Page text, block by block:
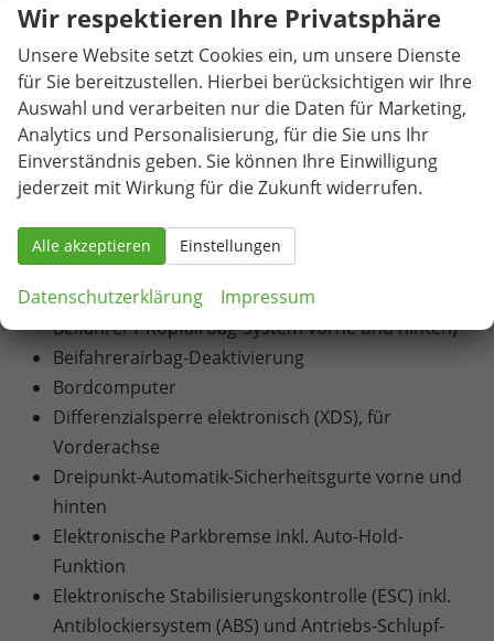
USB-C-Schnittstelle 2 vorne
Blinkleuchten mit LED-Technologie integriert in
Außenspiegel
LED-Technologie für Scheinwerfer, Tagfahrlicht
und Heckleuchten
Nebelscheinwerfer mit Abbiegelicht-Funktion in
Voll-LED-Heckleuchten
7 Airbags (Airbag für Fahrer und Beifahrer /
Center-Airbag / Seitenairbag für Fahrer und
Beifahrer / Kopfairbag-System vorne und hinten)
Beifahrerairbag-Deaktivierung
Bordcomputer
Differenzialsperre elektronisch (XDS), für
Vorderachse
Dreipunkt-Automatik-Sicherheitsgurte vorne und
hinten
Elektronische Parkbremse inkl. Auto-Hold-
Funktion
Elektronische Stabilisierungskontrolle (ESC) inkl.
Antiblockiersystem (ABS) und Antriebs-Schlupf-
Wir respektieren Ihre Privatsphäre
Unsere Website setzt Cookies ein, um unsere Dienste
für Sie bereitzustellen. Hierbei berücksichtigen wir Ihre
Auswahl und verarbeiten nur die Daten für Marketing,
Analytics und Personalisierung, für die Sie uns Ihr
Einverständnis geben. Sie können Ihre Einwilligung
jederzeit mit Wirkung für die Zukunft widerrufen.
Alle akzeptieren Einstellungen
Datenschutzerklärung Impressum